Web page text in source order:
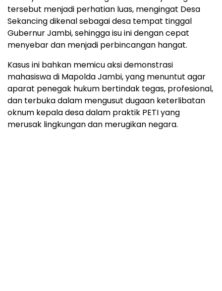
tersebut menjadi perhatian luas, mengingat Desa
Sekancing dikenal sebagai desa tempat tinggal
Gubernur Jambi, sehingga isu ini dengan cepat
menyebar dan menjadi perbincangan hangat.
Kasus ini bahkan memicu aksi demonstrasi
mahasiswa di Mapolda Jambi, yang menuntut agar
aparat penegak hukum bertindak tegas, profesional,
dan terbuka dalam mengusut dugaan keterlibatan
oknum kepala desa dalam praktik PETI yang
merusak lingkungan dan merugikan negara.